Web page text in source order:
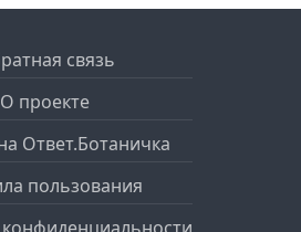
связь
О проекте
Ответ.Ботаничка
пользования